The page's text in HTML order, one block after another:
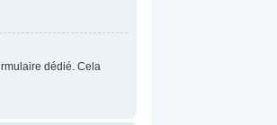
dédié. Cela